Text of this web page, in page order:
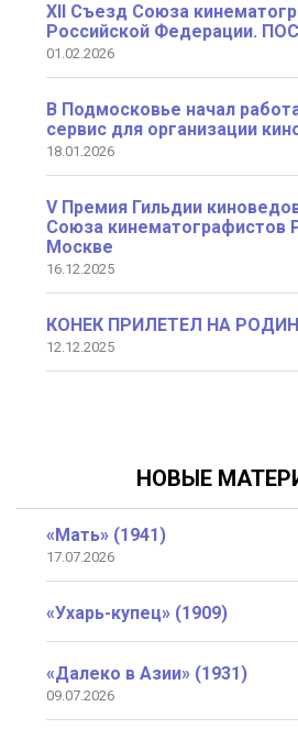
XII Съезд Союза
Российской Федерации.
01.02.2026
В Подмосковье начал
сервис для организации
18.01.2026
V Премия Гильдии
Союза кинематографистов
Москве
16.12.2025
КОНЕК ПРИЛЕТЕЛ НА
12.12.2025
НОВЫЕ
«Мать» (1941)
17.07.2026
«Ухарь-купец» (1909)
«Далеко в Азии» (1931)
09.07.2026